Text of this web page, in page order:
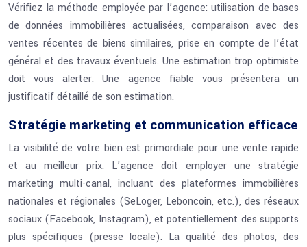
Vérifiez la méthode employée par l’agence: utilisation de bases
de données immobilières actualisées, comparaison avec des
ventes récentes de biens similaires, prise en compte de l’état
général et des travaux éventuels. Une estimation trop optimiste
doit vous alerter. Une agence fiable vous présentera un
justificatif détaillé de son estimation.
Stratégie marketing et communication efficace
La visibilité de votre bien est primordiale pour une vente rapide
et au meilleur prix. L’agence doit employer une stratégie
marketing multi-canal, incluant des plateformes immobilières
nationales et régionales (SeLoger, Leboncoin, etc.), des réseaux
sociaux (Facebook, Instagram), et potentiellement des supports
plus spécifiques (presse locale). La qualité des photos, des